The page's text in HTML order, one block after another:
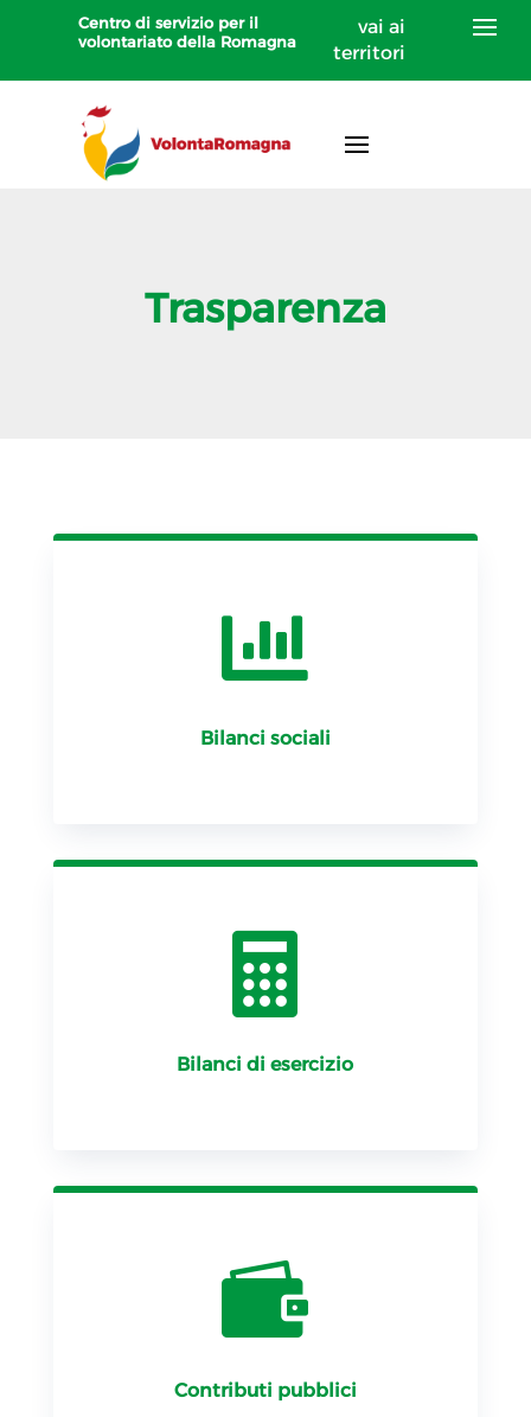
Centro di servizio per il
volontariato della Romagna
vai ai
territori
Trasparenza

Bilanci sociali

Bilanci di esercizio

Contributi pubblici